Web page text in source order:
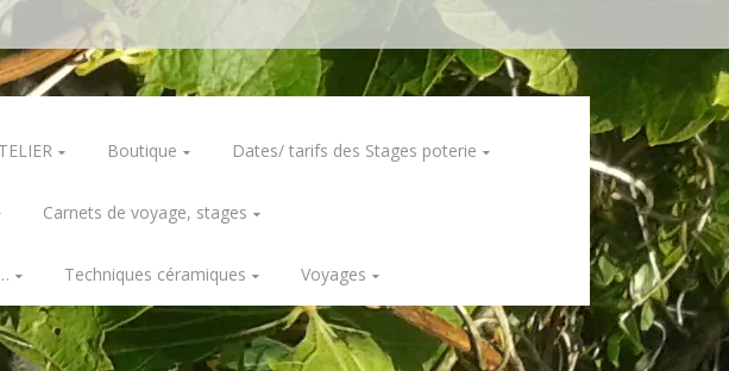
Boutique Dates/ tarifs des Stages poterie
Carnets de voyage, stages
Techniques céramiques Voyages